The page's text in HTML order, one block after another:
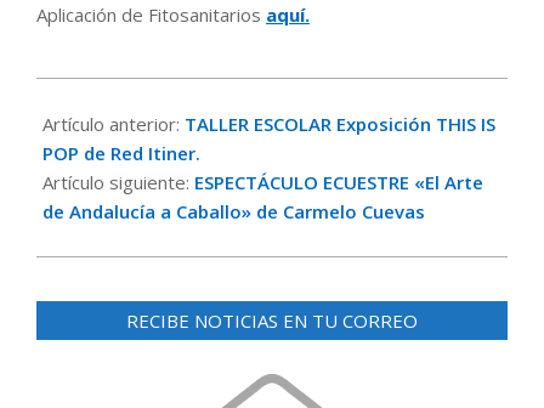
Aplicación de Fitosanitarios aquí.
05-
10
Artículo anterior: TALLER ESCOLAR Exposición THIS IS
POP de Red Itiner.
Artículo siguiente: ESPECTÁCULO ECUESTRE «El Arte
de Andalucía a Caballo» de Carmelo Cuevas
RECIBE NOTICIAS EN TU CORREO